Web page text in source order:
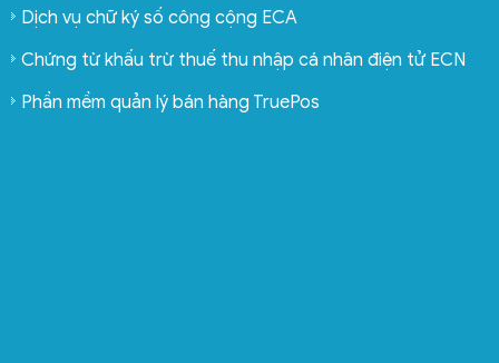
Dịch vụ chữ ký số công cộng ECA
Chứng từ khấu trừ thuế thu nhập cá nhân điện tử ECN
Phần mềm quản lý bán hàng TruePos